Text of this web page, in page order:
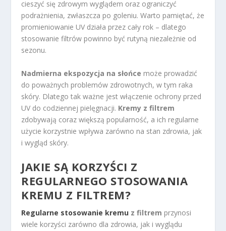
cieszyć się zdrowym wyglądem oraz ograniczyć
podrażnienia, zwłaszcza po goleniu. Warto pamiętać, że
promieniowanie UV działa przez cały rok – dlatego
stosowanie filtrów powinno być rutyną niezależnie od
sezonu.
Nadmierna ekspozycja na słońce może prowadzić
do poważnych problemów zdrowotnych, w tym raka
skóry. Dlatego tak ważne jest włączenie ochrony przed
UV do codziennej pielęgnacji. Kremy z filtrem
zdobywają coraz większą popularność, a ich regularne
użycie korzystnie wpływa zarówno na stan zdrowia, jak
i wygląd skóry.
JAKIE SĄ KORZYŚCI Z
REGULARNEGO STOSOWANIA
KREMU Z FILTREM?
Regularne stosowanie kremu z filtrem przynosi
wiele korzyści zarówno dla zdrowia, jak i wyglądu